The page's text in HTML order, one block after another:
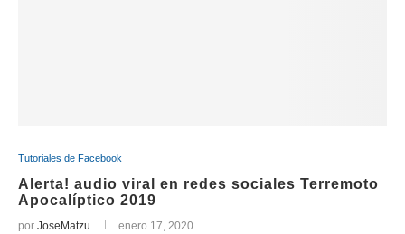
Tutoriales de Facebook
Alerta! audio viral en redes sociales Terremoto
Apocalíptico 2019
por JoseMatzu enero 17, 2020